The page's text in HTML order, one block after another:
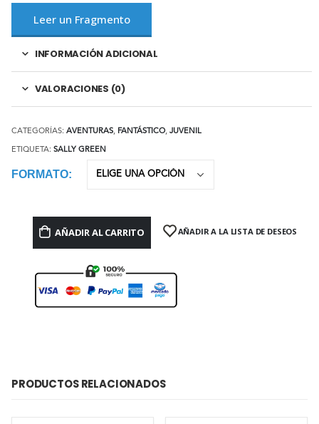
Leer un Fragmento
INFORMACIÓN ADICIONAL
VALORACIONES (0)
CATEGORÍAS: AVENTURAS, FANTÁSTICO, JUVENIL
ETIQUETA: SALLY GREEN
FORMATO
AÑADIR AL CARRITO AÑADIR A LA LISTA DE DESEOS
PRODUCTOS RELACIONADOS